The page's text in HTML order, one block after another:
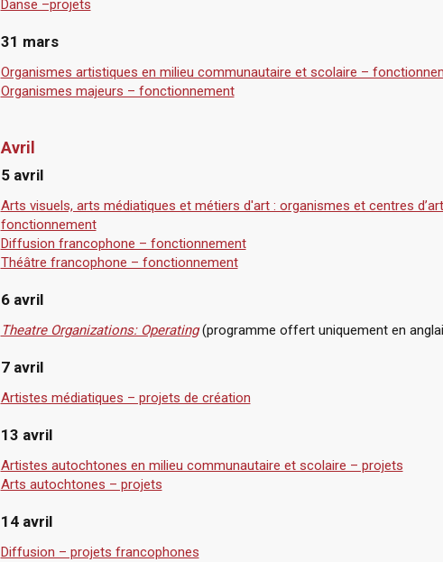
Danse –projets
31 mars
Organismes artistiques en milieu communautaire et scolaire –
Organismes majeurs – fonctionnement
Avril
5 avril
Arts visuels, arts médiatiques et métiers d'art : organismes et centres
fonctionnement
Diffusion francophone – fonctionnement
Théâtre francophone – fonctionnement
6 avril
Theatre Organizations: Operating(programme offert uniquement en
7 avril
Artistes médiatiques – projets de création
13 avril
Artistes autochtones en milieu communautaire et scolaire – projets
Arts autochtones – projets
14 avril
Diffusion – projets francophones